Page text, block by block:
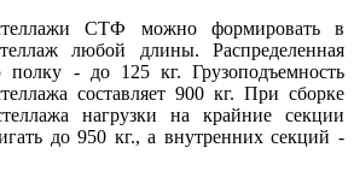
СТФ можно формировать в
любой длины. Распределенная
полку - до 125 кг. Грузоподъемность
составляет 900 кг. При сборке
нагрузки на крайние секции
до 950 кг., а внутренних секций -